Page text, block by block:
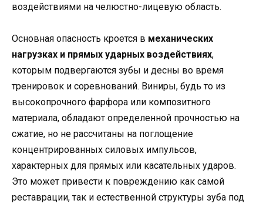
воздействиями на челюстно-лицевую область.
Основная опасность кроется в механических
нагрузках и прямых ударных воздействиях,
которым подвергаются зубы и десны во время
тренировок и соревнований. Виниры, будь то из
высокопрочного фарфора или композитного
материала, обладают определенной прочностью на
сжатие, но не рассчитаны на поглощение
концентрированных силовых импульсов,
характерных для прямых или касательных ударов.
Это может привести к повреждению как самой
реставрации, так и естественной структуры зуба под